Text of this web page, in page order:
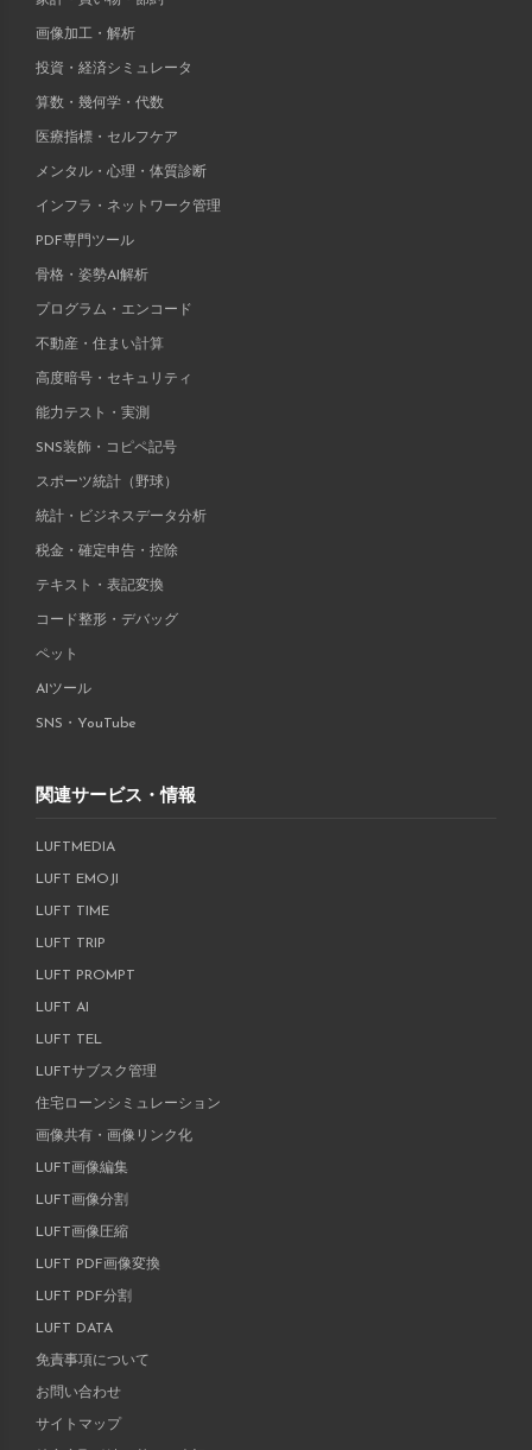
画像加工・解析
投資・経済シミュレータ
算数・幾何学・代数
医療指標・セルフケア
メンタル・心理・体質診断
インフラ・ネットワーク管理
PDF専門ツール
骨格・姿勢AI解析
プログラム・エンコード
不動産・住まい計算
高度暗号・セキュリティ
能力テスト・実測
SNS装飾・コピペ記号
スポーツ統計（野球）
統計・ビジネスデータ分析
税金・確定申告・控除
テキスト・表記変換
コード整形・デバッグ
ペット
AIツール
SNS・YouTube
関連サービス・情報
LUFTMEDIA
LUFT EMOJI
LUFT TIME
LUFT TRIP
LUFT PROMPT
LUFT AI
LUFT TEL
LUFTサブスク管理
住宅ローンシミュレーション
画像共有・画像リンク化
LUFT画像編集
LUFT画像分割
LUFT画像圧縮
LUFT PDF画像変換
LUFT PDF分割
LUFT DATA
免責事項について
お問い合わせ
サイトマップ